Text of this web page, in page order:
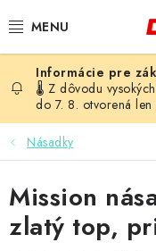
na
ŠÍPKY
TERČE
LETKY
🌡️ Z dôvodu
do 7. 8. otvorená
Násadky
Mission
zlatý top,